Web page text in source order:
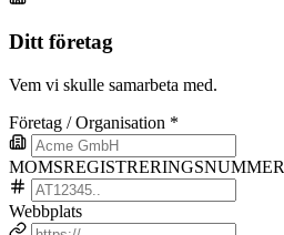
Ditt företag
Vem vi skulle samarbeta med.
Företag / Organisation *
MOMSREGISTRERINGSNUMMER
Webbplats